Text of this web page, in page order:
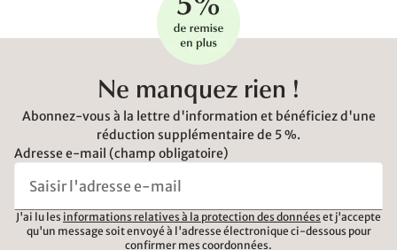
Ne manquez rien !
Abonnez-vous à la lettre d'information et bénéficiez d'une
réduction supplémentaire de 5 %.
Adresse e-mail (champ obligatoire)
J'ai lu les informations relatives à la protection des données et j'accepte
qu'un message soit envoyé à l'adresse électronique ci-dessous pour
confirmer mes coordonnées.